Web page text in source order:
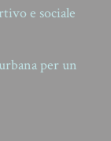
e sociale
per un